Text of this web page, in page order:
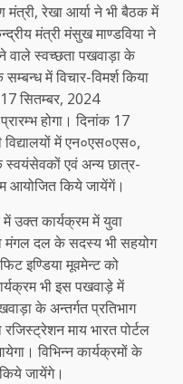
रेखा आर्या ने भी बैठक में
मंत्री मंसुख माण्डविया ने
वाले स्वच्छता पखवाड़ा के
में विचार-विमर्श किया
सितम्बर, 2024
होगा। दिनांक 17
में एन०एस०एस०,
स्वयंसेवकों एवं अन्य छात्र-
आयोजित किये जायेंगें।
में उक्त कार्यक्रम में युवा
मंगल दल के सदस्य भी सहयोग
इण्डिया मूवमेन्ट को
भी इस पखवाड़े में
के अन्तर्गत प्रतिभाग
माय भारत पोर्टल
विभिन्न कार्यक्रमों के
जायेंगे।